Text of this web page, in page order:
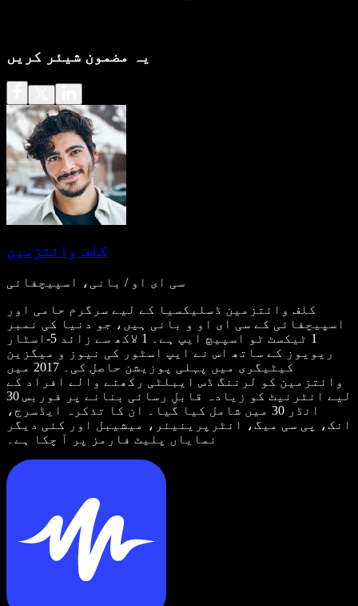
یہ مضمون شیئر کریں
کلف وائتزمین
سی ای او / بانی، اسپیچفائی
کلف وائتزمین ڈسلیکسیا کے لیے سرگرم حامی اور
اسپیچفائی کے سی ای او و بانی ہیں، جو دنیا کی نمبر
1 ٹیکسٹ ٹو اسپیچ ایپ ہے۔ 1 لاکھ سے زائد 5-اسٹار
ریویوز کے ساتھ اس نے ایپ اسٹور کی نیوز و میگزین
کیٹیگری میں پہلی پوزیشن حاصل کی۔ 2017 میں
وائتزمین کو لرننگ ڈس ایبلٹی رکھنے والے افراد کے
لیے انٹرنیٹ کو زیادہ قابلِ رسائی بنانے پر فوربس 30
انڈر 30 میں شامل کیا گیا۔ ان کا تذکرہ ایڈسرج،
انک، پی سی میگ، انٹرپرینیئر، میشیبل اور کئی دیگر
نمایاں پلیٹ فارمز پر آ چکا ہے۔